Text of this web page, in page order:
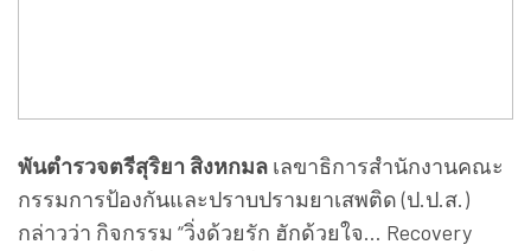
พันตำรวจตรีสุริยา สิงหกมล เลขาธิการสำนักงานคณะ
กรรมการป้องกันและปราบปรามยาเสพติด (ป.ป.ส.)
กล่าวว่า กิจกรรม “วิ่งด้วยรัก ฮักด้วยใจ… Recovery